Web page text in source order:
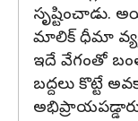
సృష్టించాడు.
మాలిక్ ధీమా
ఇదే వేగంతో
బద్దలు కొట్టే